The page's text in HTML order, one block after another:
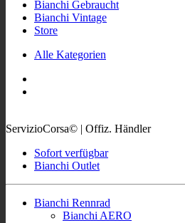
Bianchi Gebraucht
Bianchi Vintage
Store
Alle Kategorien
ServizioCorsa© | Offiz. Händler
Sofort verfügbar
Bianchi Outlet
Bianchi Rennrad
Bianchi AERO